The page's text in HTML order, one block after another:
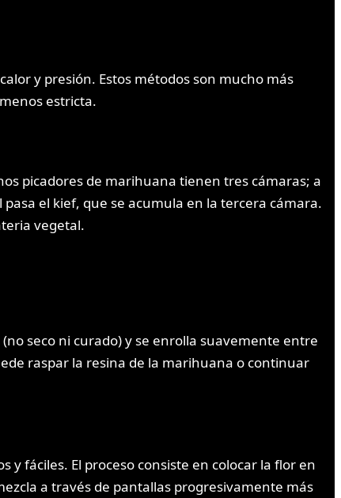
y presión. Estos métodos son mucho más
estricta.
picadores de marihuana tienen tres cámaras; a
el kief, que se acumula en la tercera cámara.
vegetal.
seco ni curado) y se enrolla suavemente entre
raspar la resina de la marihuana o continuar
y fáciles. El proceso consiste en colocar la flor en
a través de pantallas progresivamente más